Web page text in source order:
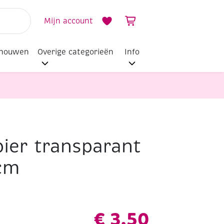
Mijn account
Overige categorieën Info
transparant
€ 3,50